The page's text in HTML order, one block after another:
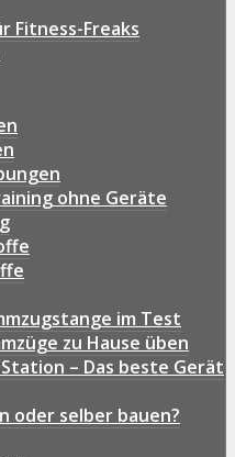
Fitness-Freaks
ohne Geräte
im Test
zu Hause üben
– Das beste Gerät
oder selber bauen?